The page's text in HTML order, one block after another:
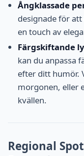
Ångklassade
designade för
en touch av
Färgskiftande
kan du anpassa
efter ditt humör.
morgonen, eller
kvällen.
Regional